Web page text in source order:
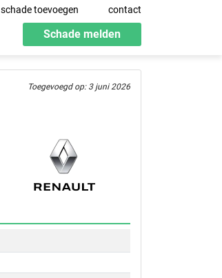
schade toevoegen contact
Schade melden
Toegevoegd op: 3 juni 2026